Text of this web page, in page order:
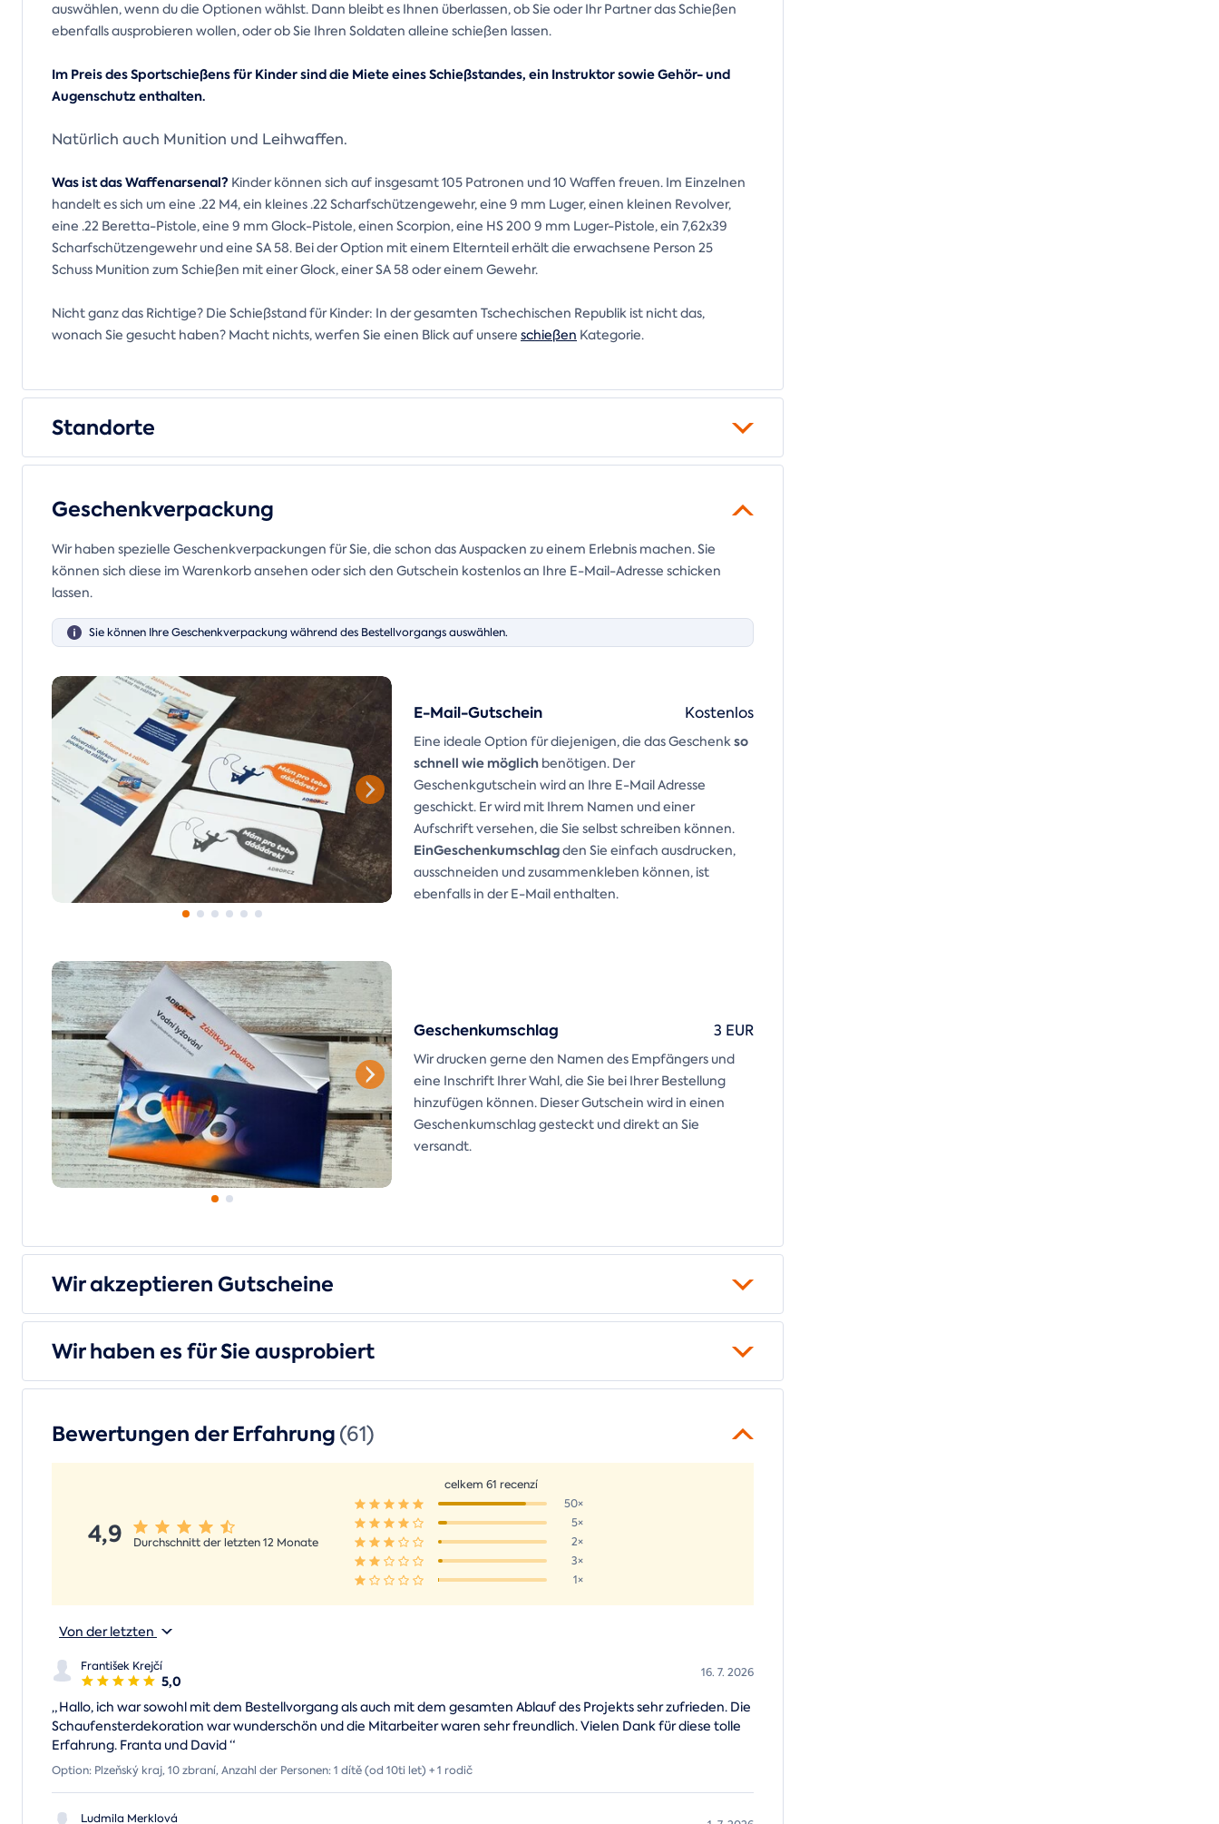
auswählen, wenn du die Optionen wählst. Dann bleibt es Ihnen überlassen, ob Sie oder Ihr Partner das Schießen
ebenfalls ausprobieren wollen, oder ob Sie Ihren Soldaten alleine schießen lassen.
Im Preis des Sportschießens für Kinder sind die Miete eines Schießstandes, ein Instruktor sowie Gehör- und
Augenschutz enthalten.
Natürlich auch Munition und Leihwaffen.
Was ist das Waffenarsenal? Kinder können sich auf insgesamt 105 Patronen und 10 Waffen freuen. Im Einzelnen
handelt es sich um eine .22 M4, ein kleines .22 Scharfschützengewehr, eine 9 mm Luger, einen kleinen Revolver,
eine .22 Beretta-Pistole, eine 9 mm Glock-Pistole, einen Scorpion, eine HS 200 9 mm Luger-Pistole, ein 7,62x39
Scharfschützengewehr und eine SA 58. Bei der Option mit einem Elternteil erhält die erwachsene Person 25
Schuss Munition zum Schießen mit einer Glock, einer SA 58 oder einem Gewehr.
Nicht ganz das Richtige? Die Schießstand für Kinder: In der gesamten Tschechischen Republik ist nicht das,
wonach Sie gesucht haben? Macht nichts, werfen Sie einen Blick auf unsere schießen Kategorie.
Standorte
Geschenkverpackung
Wir haben spezielle Geschenkverpackungen für Sie, die schon das Auspacken zu einem Erlebnis machen. Sie
können sich diese im Warenkorb ansehen oder sich den Gutschein kostenlos an Ihre E-Mail-Adresse schicken
lassen.
Sie können Ihre Geschenkverpackung während des Bestellvorgangs auswählen.
E-Mail-Gutschein
Eine ideale Option für diejenigen, die das Geschenkso
schnell wie möglich benötigen. Der
Geschenkgutschein wird an Ihre E-Mail Adresse
geschickt. Er wird mit Ihrem Namen und einer
Aufschrift versehen, die Sie selbst schreiben können.
EinGeschenkumschlagden Sie einfach ausdrucken,
ausschneiden und zusammenkleben können, ist
ebenfalls in der E-Mail enthalten.
Kostenlos
Geschenkumschlag
Wir drucken gerne den Namen des Empfängers und
eine Inschrift Ihrer Wahl, die Sie bei Ihrer Bestellung
hinzufügen können. Dieser Gutschein wird in einen
Geschenkumschlag gesteckt und direkt an Sie
versandt.
3 EUR
Wir akzeptieren Gutscheine
Wir haben es für Sie ausprobiert
Bewertungen der Erfahrung (61)
4,9 Durchschnitt der letzten 12 Monate
celkem 61 recenzí
50×
5×
2×
3×
1×
Von der letzten
František Krejčí
5,0 16. 7. 2026
„Hallo, ich war sowohl mit dem Bestellvorgang als auch mit dem gesamten Ablauf des Projekts sehr zufrieden. Die
Schaufensterdekoration war wunderschön und die Mitarbeiter waren sehr freundlich. Vielen Dank für diese tolle
Erfahrung. Franta und David“
Option: Plzeňský kraj, 10 zbraní, Anzahl der Personen: 1 dítě (od 10ti let) + 1 rodič
Ludmila Merklová